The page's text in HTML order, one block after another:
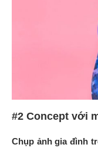
#2 Concept với
Chụp ảnh gia đình